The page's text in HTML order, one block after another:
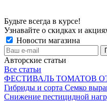
Будьте всегда в курсе!
Узнавайте о скидках и
Новости магазина
Авторские статьи
Все статьи
ФЕСТИВАЛЬ ТОМАТОВ
Гибриды и сорта Семко
Снижение пестицидной